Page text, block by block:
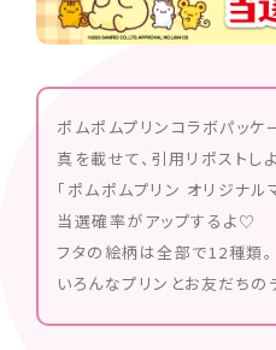
ポムポムプリンコラボパッケ
真を載せて、引用リポストし
「ポムポムプリン オリジナル
当選確率がアップするよ♡
フタの絵柄は全部で12種類。
いろんなプリンとお友だち